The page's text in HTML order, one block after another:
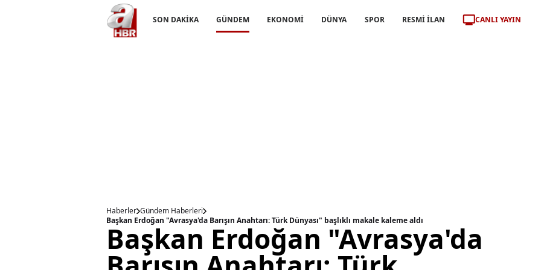
SON DAKİKA GÜNDEM EKONOMİ DÜNYA SPOR RESMİ İLAN CANLI YAYIN
Haberler Gündem Haberleri
Başkan Erdoğan "Avrasya'da Barışın Anahtarı: Türk Dünyası" başlıklı makale kaleme aldı
Başkan Erdoğan "Avrasya'da